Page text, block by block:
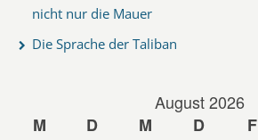
nicht nur die Mauer
Die Sprache der Taliban
August 2026
M
D M D F